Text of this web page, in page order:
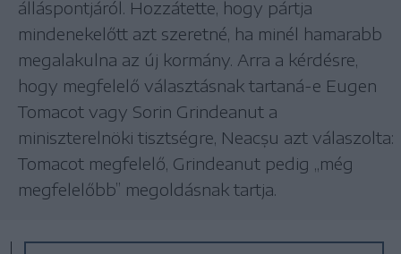
álláspontjáról. Hozzátette, hogy pártja
mindenekelőtt azt szeretné, ha minél hamarabb
megalakulna az új kormány. Arra a kérdésre,
hogy megfelelő választásnak tartaná-e Eugen
Tomacot vagy Sorin Grindeanut a
miniszterelnöki tisztségre, Neacșu azt válaszolta:
Tomacot megfelelő, Grindeanut pedig ,,még
megfelelőbb” megoldásnak tartja.